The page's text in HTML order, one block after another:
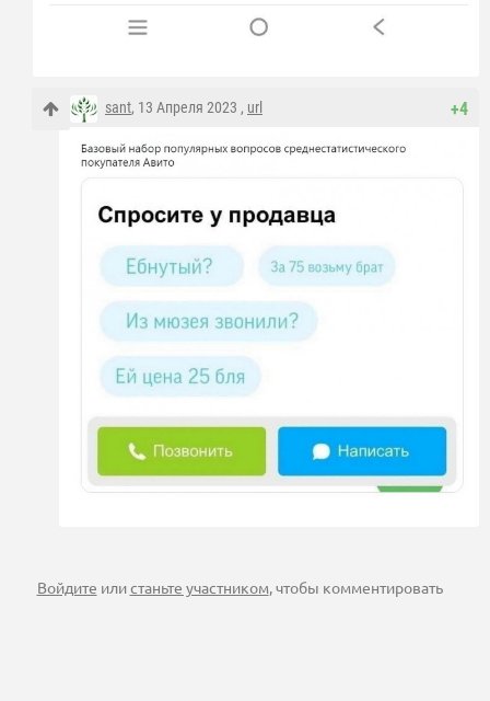
+4
sant, 13 Апреля 2023 , url
Войдите илистаньте участником, чтобы комментировать